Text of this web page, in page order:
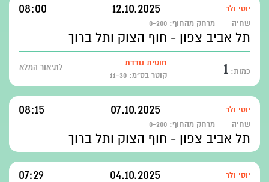
יוסי ולר 12.10.2025
08:00
שחיה מרחק מהחוף: 0-200
תל אביב צפון - חוף הצוק ותל ברוך
כמות: 1
חוטית נודדת
קוטר בס״מ: 11-30
לתיאור המלא
יוסי ולר 07.10.2025
08:15
שחיה מרחק מהחוף: 0-200
תל אביב צפון - חוף הצוק ותל ברוך
יוסי ולר 04.10.2025
07:29